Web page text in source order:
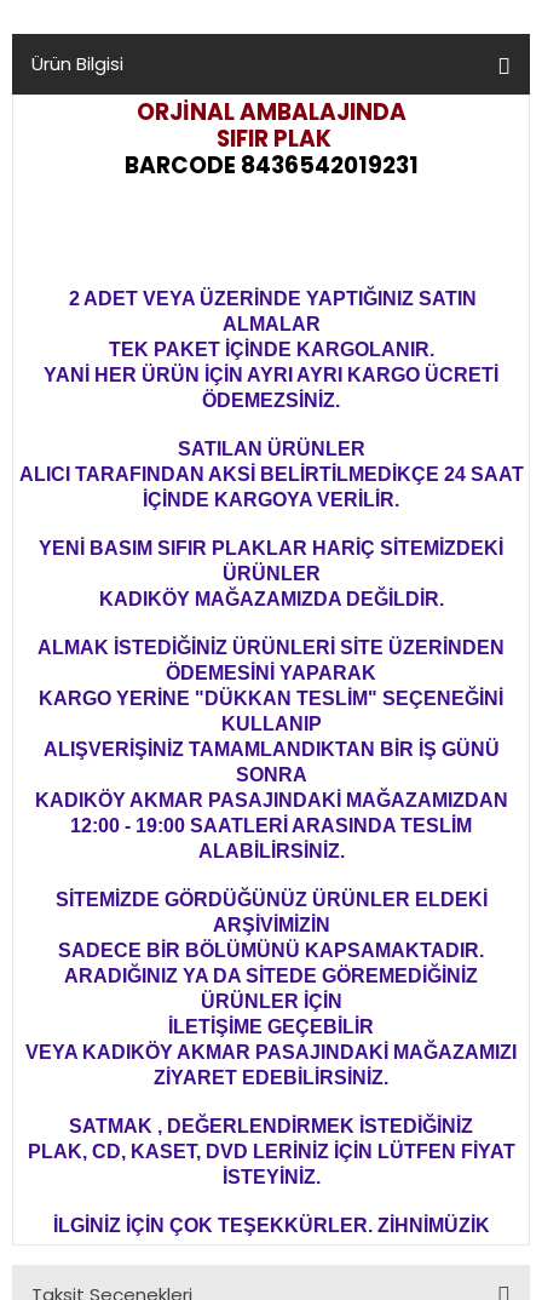
Ürün Bilgisi
ORJİNAL AMBALAJINDA
SIFIR PLAK
BARCODE 8436542019231
2 ADET VEYA ÜZERİNDE YAPTIĞINIZ SATIN
ALMALAR
TEK PAKET İÇİNDE KARGOLANIR.
YANİ HER ÜRÜN İÇİN AYRI AYRI KARGO ÜCRETİ
ÖDEMEZSİNİZ.
SATILAN ÜRÜNLER
ALICI TARAFINDAN AKSİ BELİRTİLMEDİKÇE 24 SAAT
İÇİNDE KARGOYA VERİLİR.
YENİ BASIM SIFIR PLAKLAR HARİÇ SİTEMİZDEKİ
ÜRÜNLER
KADIKÖY MAĞAZAMIZDA DEĞİLDİR.
ALMAK İSTEDİĞİNİZ ÜRÜNLERİ SİTE ÜZERİNDEN
ÖDEMESİNİ YAPARAK
KARGO YERİNE "DÜKKAN TESLİM" SEÇENEĞİNİ
KULLANIP
ALIŞVERİŞİNİZ TAMAMLANDIKTAN BİR İŞ GÜNÜ
SONRA
KADIKÖY AKMAR PASAJINDAKİ MAĞAZAMIZDAN
12:00 - 19:00 SAATLERİ ARASINDA TESLİM
ALABİLİRSİNİZ.
SİTEMİZDE GÖRDÜĞÜNÜZ ÜRÜNLER ELDEKİ
ARŞİVİMİZİN
SADECE BİR BÖLÜMÜNÜ KAPSAMAKTADIR.
ARADIĞINIZ YA DA SİTEDE GÖREMEDİĞİNİZ
ÜRÜNLER İÇİN
İLETİŞİME GEÇEBİLİR
VEYA KADIKÖY AKMAR PASAJINDAKİ MAĞAZAMIZI
ZİYARET EDEBİLİRSİNİZ.
SATMAK , DEĞERLENDİRMEK İSTEDİĞİNİZ
PLAK, CD, KASET, DVD LERİNİZ İÇİN LÜTFEN FİYAT
İSTEYİNİZ.
İLGİNİZ İÇİN ÇOK TEŞEKKÜRLER. ZİHNİMÜZİK
Taksit Seçenekleri